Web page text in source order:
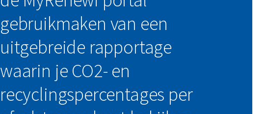
gebruikmaken van een
uitgebreide rapportage
waarin je CO2- en
recyclingspercentages per